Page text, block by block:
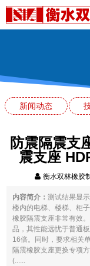
新闻动态
防震隔震支
震支座
衡水双林橡胶
内容简介：测试结果显
楼内的电梯、楼梯、柜
橡胶隔震支座非常有效
品，其性能远忧于普通
16倍。同时，要求相关
隔震橡胶支座更换专项
(......